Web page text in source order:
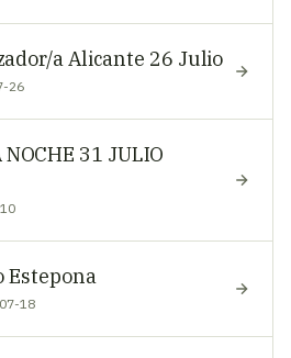
a Alicante 26 Julio
26
NOCHE 31 JULIO
Estepona
18